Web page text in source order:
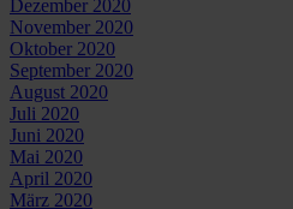
Dezember 2020
November 2020
Oktober 2020
September 2020
August 2020
Juli 2020
Juni 2020
Mai 2020
April 2020
März 2020